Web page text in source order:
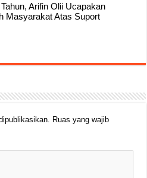
Arifin Olii Ucapakan
Masyarakat Atas Suport
Ruas yang wajib